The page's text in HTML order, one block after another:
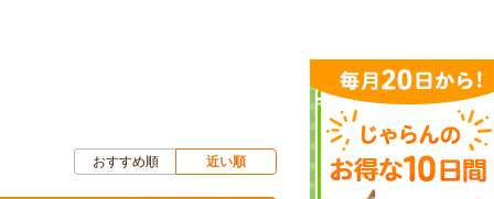
おすすめ順 近い順